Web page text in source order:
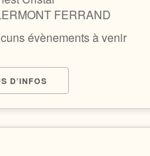
FERRAND
évènements à venir
D’INFOS